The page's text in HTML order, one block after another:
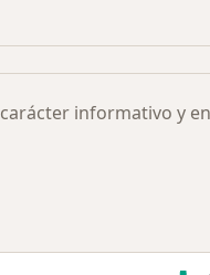
informativo y